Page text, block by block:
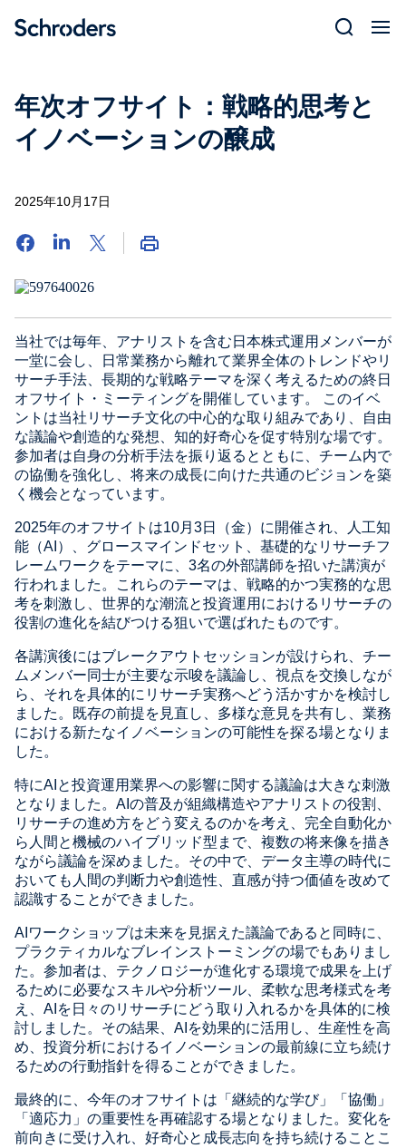
年次オフサイト：戦略的思考と
イノベーションの醸成
2025年10月17日
当社では毎年、アナリストを含む日本株式運用メンバーが
一堂に会し、日常業務から離れて業界全体のトレンドやリ
サーチ手法、長期的な戦略テーマを深く考えるための終日
オフサイト・ミーティングを開催しています。 このイベ
ントは当社リサーチ文化の中心的な取り組みであり、自由
な議論や創造的な発想、知的好奇心を促す特別な場です。
参加者は自身の分析手法を振り返るとともに、チーム内で
の協働を強化し、将来の成長に向けた共通のビジョンを築
く機会となっています。
2025年のオフサイトは10月3日（金）に開催され、人工知
能（AI）、グロースマインドセット、基礎的なリサーチフ
レームワークをテーマに、3名の外部講師を招いた講演が
行われました。これらのテーマは、戦略的かつ実務的な思
考を刺激し、世界的な潮流と投資運用におけるリサーチの
役割の進化を結びつける狙いで選ばれたものです。
各講演後にはブレークアウトセッションが設けられ、チー
ムメンバー同士が主要な示唆を議論し、視点を交換しなが
ら、それを具体的にリサーチ実務へどう活かすかを検討し
ました。既存の前提を見直し、多様な意見を共有し、業務
における新たなイノベーションの可能性を探る場となりま
した。
特にAIと投資運用業界への影響に関する議論は大きな刺激
となりました。AIの普及が組織構造やアナリストの役割、
リサーチの進め方をどう変えるのかを考え、完全自動化か
ら人間と機械のハイブリッド型まで、複数の将来像を描き
ながら議論を深めました。その中で、データ主導の時代に
おいても人間の判断力や創造性、直感が持つ価値を改めて
認識することができました。
AIワークショップは未来を見据えた議論であると同時に、
プラクティカルなブレインストーミングの場でもありまし
た。参加者は、テクノロジーが進化する環境で成果を上げ
るために必要なスキルや分析ツール、柔軟な思考様式を考
え、AIを日々のリサーチにどう取り入れるかを具体的に検
討しました。その結果、AIを効果的に活用し、生産性を高
め、投資分析におけるイノベーションの最前線に立ち続け
るための行動指針を得ることができました。
最終的に、今年のオフサイトは「継続的な学び」「協働」
「適応力」の重要性を再確認する場となりました。変化を
前向きに受け入れ、好奇心と成長志向を持ち続けることこ